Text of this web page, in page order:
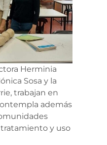
Herminia
Sosa y la
trabajan en
además
tratamiento y uso